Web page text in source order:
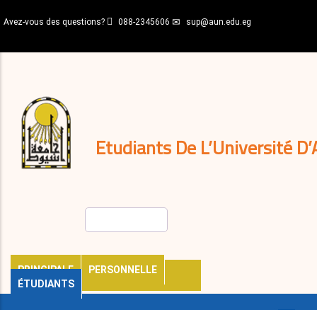
au
principal
Avez-vous des questions? 088-2345606 sup@aun.edu.eg
Etudiants De L’Université
PRINCIPALE
PERSONNELLE
ÉTUDIANTS
décisions
Expatriés
Journal